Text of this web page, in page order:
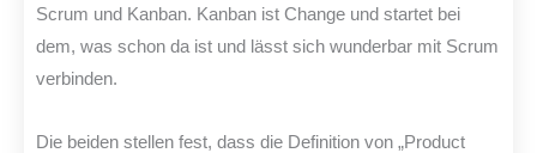
Scrum und Kanban. Kanban ist Change und startet bei
dem, was schon da ist und lässt sich wunderbar mit Scrum
verbinden.
Die beiden stellen fest, dass die Definition von „Product